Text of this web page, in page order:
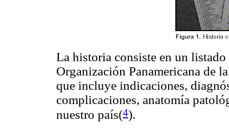
La historia consiste en un
Organización Panamericana de
que incluye indicaciones,
complicaciones, anatomía
nuestro país(4).